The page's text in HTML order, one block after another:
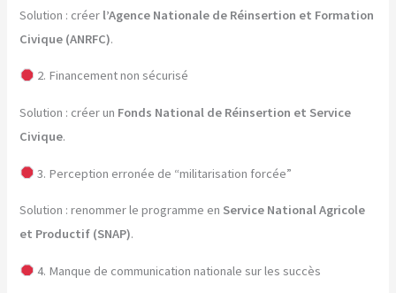
Solution : créer l’Agence Nationale de Réinsertion et Formation
Civique (ANRFC).
2. Financement non sécurisé
Solution : créer un Fonds National de Réinsertion et Service
Civique.
3. Perception erronée de “militarisation forcée”
Solution : renommer le programme en Service National Agricole
et Productif (SNAP).
4. Manque de communication nationale sur les succès